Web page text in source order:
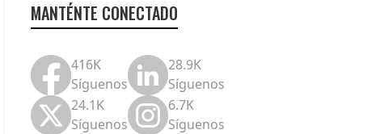
MANTÉNTE CONECTADO
416K
Síguenos
28.9K
Síguenos
24.1K
Síguenos
6.7K
Síguenos